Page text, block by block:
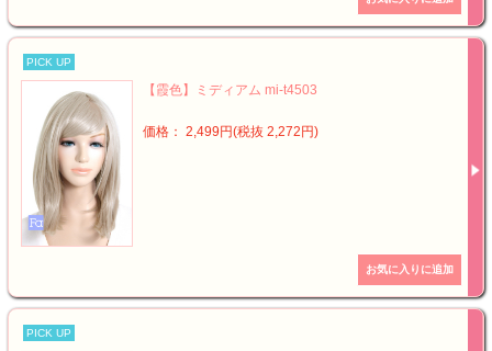
PICK UP
【霞色】ミディアム mi-t4503
価格： 2,499円(税抜 2,272円)
PICK UP